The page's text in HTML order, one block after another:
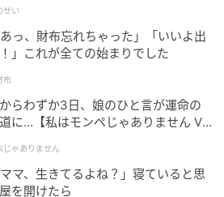
せい
っ、財布忘れちゃった」「いいよ出
」これが全ての始まりでした
布
らわずか3日、娘のひと言が運命の
に…【私はモンペじゃありません Vo
じゃありません
マ、生きてるよね？」寝ていると思
を開けたら